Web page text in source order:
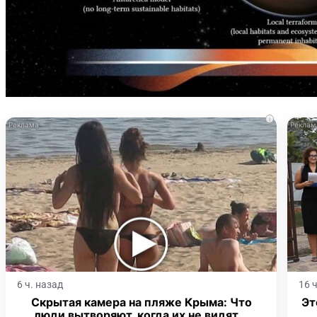
i
6 ч. назад
Скрытая камера на пляже Крыма: Что
16